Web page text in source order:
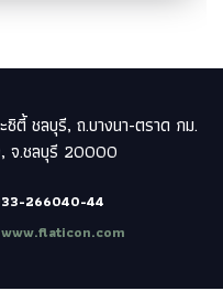
ตี้ ชลบุรี, ถ.บางนา-ตราด กม.
, จ.ชลบุรี 20000
266040-44
www.flaticon.com